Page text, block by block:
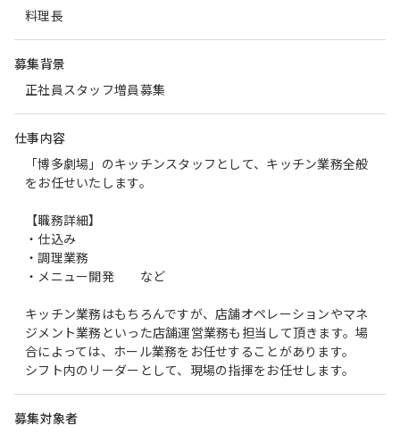
料理長
募集背景
正社員スタッフ増員募集
仕事内容
「博多劇場」のキッチンスタッフとして、キッチン業務全般
をお任せいたします。
【職務詳細】
・仕込み
・調理業務
・メニュー開発 など
キッチン業務はもちろんですが、店舗オペレーションやマネ
ジメント業務といった店舗運営業務も担当して頂きます。場
合によっては、ホール業務をお任せすることがあります。
シフト内のリーダーとして、現場の指揮をお任せします。
募集対象者